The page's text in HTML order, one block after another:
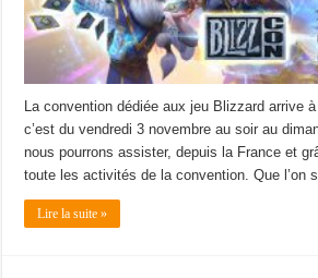
La convention dédiée aux jeu Blizzard arrive
c’est du vendredi 3 novembre au soir au
nous pourrons assister, depuis la France et
toute les activités de la convention. Que l’on
Lire la suite »